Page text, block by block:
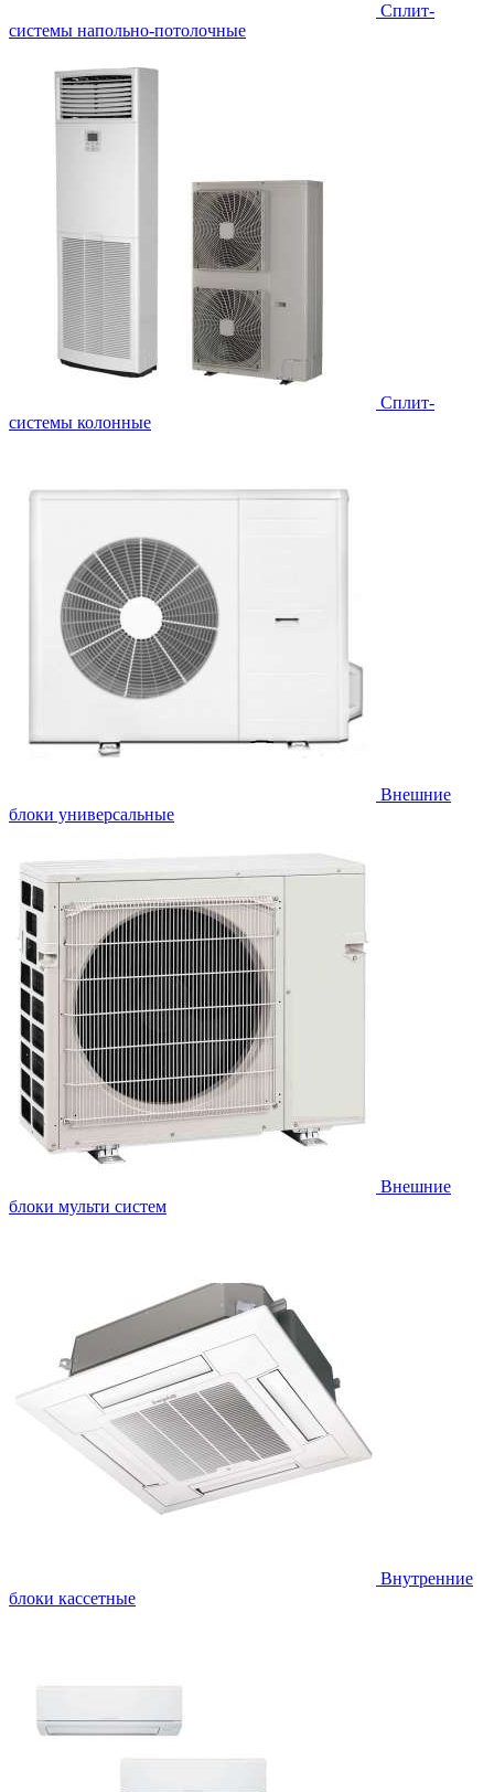
Сплит-
системы напольно-потолочные
Cплит-
системы колонные
Внешние
блоки универсальные
Внешние
блоки мульти систем
Внутренние
блоки кассетные